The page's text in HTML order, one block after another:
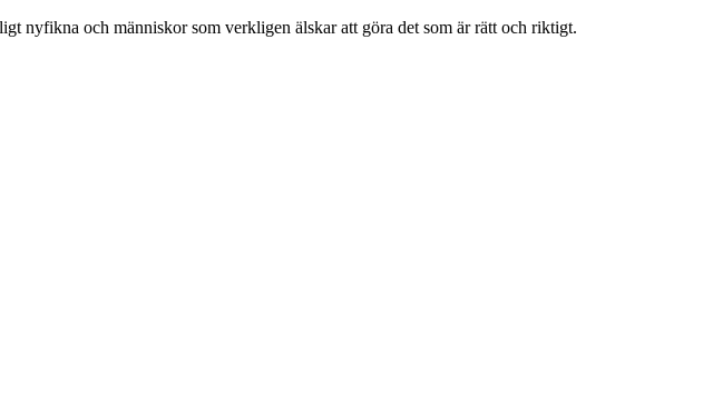
nyfikna och människor som verkligen älskar att göra det som är rätt och riktigt.